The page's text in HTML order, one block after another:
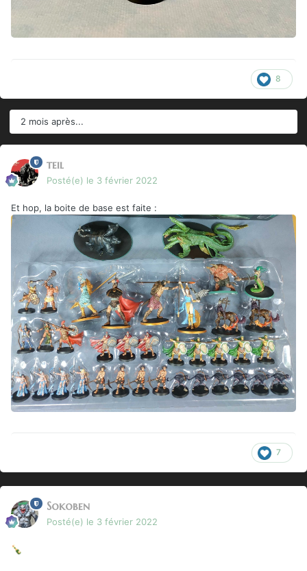
8
2 mois après...
teil
Posté(e) le 3 février 2022
Et hop, la boite de base est faite :
7
Sokoben
Posté(e) le 3 février 2022
🍾